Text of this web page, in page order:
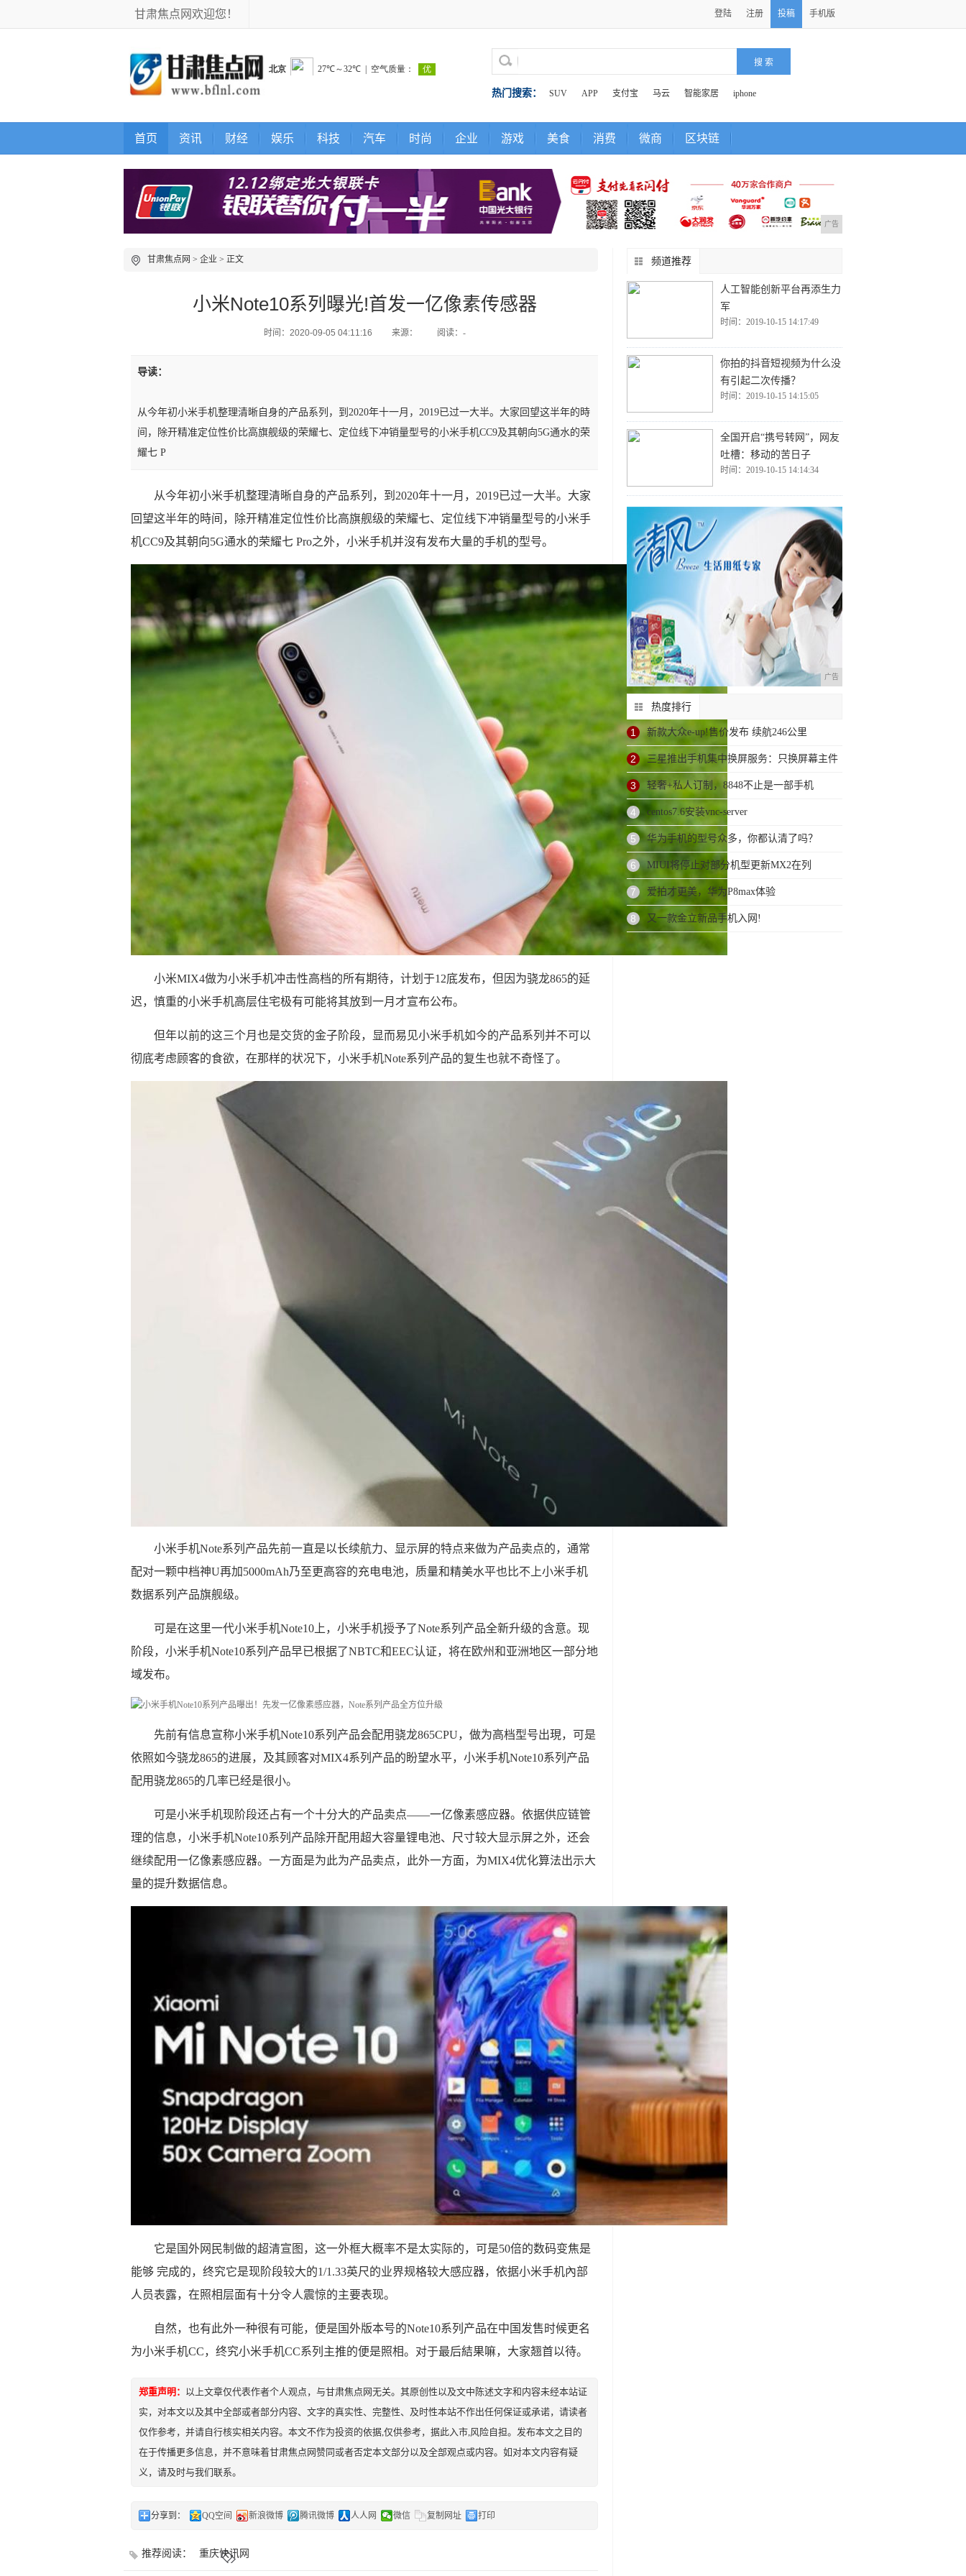
甘肃焦点网欢迎您！ 登陆 注册 投稿 手机版
热门搜索： SUV APP 支付宝 马云 智能家居 iphone
首页 资讯 财经 娱乐 科技 汽车 时尚 企业 游戏 美食 消费 微商 区块链
广告
甘肃焦点网 > 企业 > 正文
小米Note10系列曝光!首发一亿像素传感器
时间：2020-09-05 04:11:16 来源： 阅读：-
导读：
从今年初小米手机整理清晰自身的产品系列，到2020年十一月，2019已过一大半。大家回望这半年的時
间，除开精准定位性价比高旗舰级的荣耀七、定位线下冲销量型号的小米手机CC9及其朝向5G通水的荣
耀七 P
从今年初小米手机整理清晰自身的产品系列，到2020年十一月，2019已过一大半。大家
回望这半年的時间，除开精准定位性价比高旗舰级的荣耀七、定位线下冲销量型号的小米手
机CC9及其朝向5G通水的荣耀七 Pro之外，小米手机并沒有发布大量的手机的型号。
小米MIX4做为小米手机冲击性高档的所有期待，计划于12底发布，但因为骁龙865的延
迟，慎重的小米手机高层住宅极有可能将其放到一月才宣布公布。
但年以前的这三个月也是交货的金子阶段，显而易见小米手机如今的产品系列并不可以
彻底考虑顾客的食欲，在那样的状况下，小米手机Note系列产品的复生也就不奇怪了。
小米手机Note系列产品先前一直是以长续航力、显示屏的特点来做为产品卖点的，通常
配对一颗中档神U再加5000mAh乃至更高容的充电电池，质量和精美水平也比不上小米手机
数据系列产品旗舰级。
可是在这里一代小米手机Note10上，小米手机授予了Note系列产品全新升级的含意。现
阶段，小米手机Note10系列产品早已根据了NBTC和EEC认证，将在欧州和亚洲地区一部分地
域发布。
先前有信息宣称小米手机Note10系列产品会配用骁龙865CPU，做为高档型号出現，可是
依照如今骁龙865的进展，及其顾客对MIX4系列产品的盼望水平，小米手机Note10系列产品
配用骁龙865的几率已经是很小。
可是小米手机现阶段还占有一个十分大的产品卖点——一亿像素感应器。依据供应链管
理的信息，小米手机Note10系列产品除开配用超大容量锂电池、尺寸较大显示屏之外，还会
继续配用一亿像素感应器。一方面是为此为产品卖点，此外一方面，为MIX4优化算法出示大
量的提升数据信息。
它是国外网民制做的超清宣图，这一外框大概率不是太实际的，可是50倍的数码变焦是
能够 完成的，终究它是现阶段较大的1/1.33英尺的业界规格较大感应器，依据小米手机內部
人员表露，在照相层面有十分令人震惊的主要表现。
自然，也有此外一种很有可能，便是国外版本号的Note10系列产品在中国发售时候更名
为小米手机CC，终究小米手机CC系列主推的便是照相。对于最后結果嘛，大家翘首以待。
郑重声明： 以上文章仅代表作者个人观点，与甘肃焦点网无关。其原创性以及文中陈述文字和内容未经本站证
实，对本文以及其中全部或者部分内容、文字的真实性、完整性、及时性本站不作出任何保证或承诺，请读者
仅作参考，并请自行核实相关内容。本文不作为投资的依据,仅供参考，据此入市,风险自担。发布本文之目的
在于传播更多信息，并不意味着甘肃焦点网赞同或者否定本文部分以及全部观点或内容。如对本文内容有疑
义，请及时与我们联系。
分享到： QQ空间 新浪微博 腾讯微博 人人网 微信 复制网址 打印
推荐阅读： 重庆快讯网
频道推荐
人工智能创新平台再添生力
军
时间：2019-10-15 14:17:49
你拍的抖音短视频为什么没
有引起二次传播？
时间：2019-10-15 14:15:05
全国开启“携号转网”，网友
吐槽：移动的苦日子
时间：2019-10-15 14:14:34
广告
热度排行
1 新款大众e-up!售价发布 续航246公里
2 三星推出手机集中换屏服务：只换屏幕主件
3 轻奢+私人订制，8848不止是一部手机
4 centos7.6安装vnc-server
5 华为手机的型号众多，你都认清了吗？
6 MIUI将停止对部分机型更新MX2在列
7 爱拍才更美，华为P8max体验
8 又一款金立新品手机入网!